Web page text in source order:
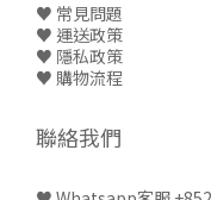
♥ 常見問題
♥ 運送政策
♥ 隱私政策
♥ 購物流程
聯絡我們